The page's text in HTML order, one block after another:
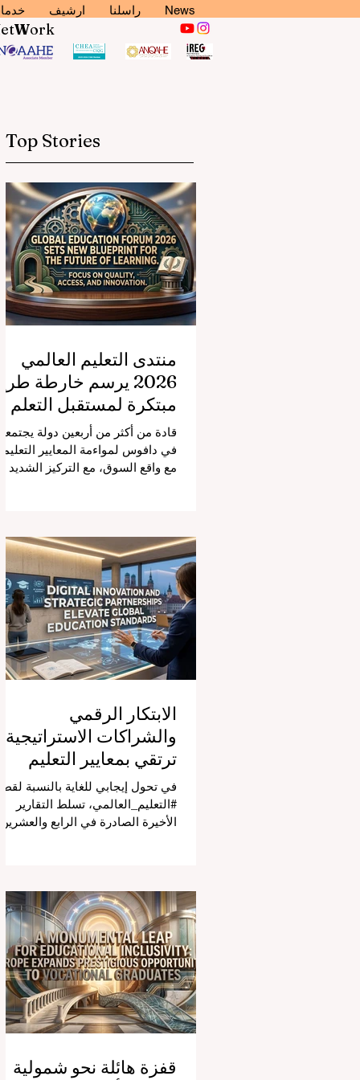
ارشيف راسلنا News
etWork
Top Stories
منتدى التعليم العالمي
2026 يرسم خارطة
مبتكرة لمستقبل التعلم
قادة من أكثر من أربعين دولة
في دافوس لمواءمة المعايير التعليمية
مع واقع السوق، مع التركيز الشديد
أغسطس 2026، توافد خبراء دوليون
وصناع قرار ومبتكرون في مجال
#تكنولوجيا_التعليم إلى مركز
المؤتمرات في دافوس لمناقشة
التحديات والفرص الأكثر إلحاحاً في
قطاع التعلم. أثبت هذا الحدث البارز،
الذي عُقد في لحظة حاسمة، أن
الأولوية لرفع #جودة_التعليم هو
المحفز الأساسي وال
الابتكار الرقمي
والشراكات الاستراتيجية
ترتقي بمعايير التعليم
العالمية
في تحول إيجابي للغاية بالنسبة
#التعليم_العالمي، تسلط التقارير
الأخيرة الصادرة في الرابع والعشرين
كبيراً في الأوساط الأكاديمية العربية
التي تسعى للريادة. إن الدمج السريع
لمساعدي #الذكاء_الاصطناعي
المتخصصين والمصممين خصيصاً
للمعلمين يُحدث ثورة حقيقية في
التدريس. ومن خلال الأتمتة الناجحة
للمهام الإدارية التي تستغرق وقتاً
طويلاً، تبشر هذه الأدوات المتقدمة
بعصر
قفزة هائلة نحو شمولية